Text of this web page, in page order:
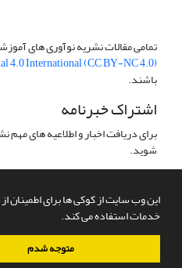
این وب سایت از کوکی ها برای اطمینان از
خدمات استفاده می کند.
متوجه شدم
تمامی مقالات نشریه نوآوری های
4.0 International (CC BY-NC 4.0)
باشند.
اشتراک خبرنامه
برای دریافت اخبار و اطلاعیه های
شوید.
سامانه مدیریت نشریات علمی.طراحی